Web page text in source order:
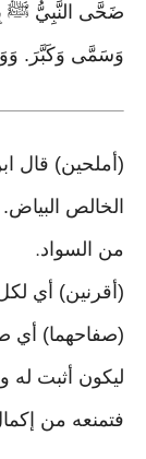
ضَحَّى النَّبِيُّ ﷺ
وَسَمَّى وَكَبَّرَ.
(أملحين) قال
الخالص
من السواد.
(أقرنين) أي
(صفاحهما) أي
ليكون أثبت له
فتمنعه من